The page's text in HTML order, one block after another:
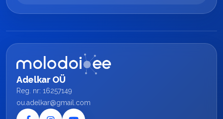
Adelkar OÜ
Reg. nr: 16257149
ou.adelkar@gmail.com